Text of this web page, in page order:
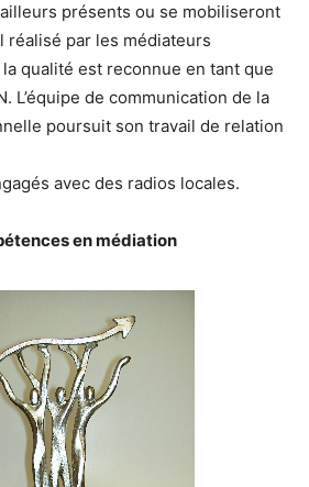
présents ou se mobiliseront
réalisé par les médiateurs
qualité est reconnue en tant que
L’équipe de communication de la
poursuit son travail de relation
avec des radios locales.
en médiation